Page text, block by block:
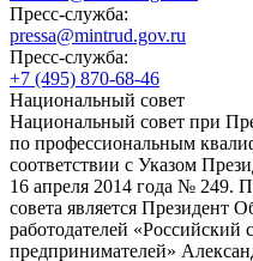
Пресс-служба:
pressa@mintrud.gov.ru
Пресс-служба:
+7 (495) 870-68-46
Национальный совет
Национальный совет при
по профессиональным
соответствии с Указом
16 апреля 2014 года № 249.
совета является Президент
работодателей
предпринимателей»